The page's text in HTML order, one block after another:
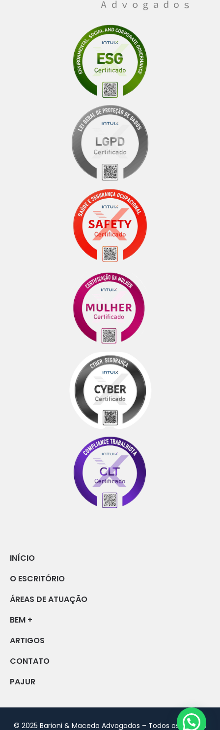
INÍCIO
O ESCRITÓRIO
ÁREAS DE ATUAÇÃO
BEM +
ARTIGOS
CONTATO
PAJUR
© 2025 Barioni & Macedo Advogados – Todos os direitos
Precisa de ajuda?